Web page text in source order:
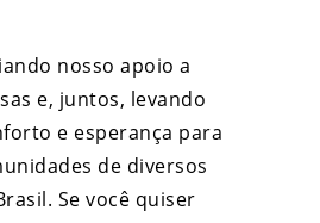
nosso apoio a
e, juntos, levando
e esperança para
de diversos
Se você quiser